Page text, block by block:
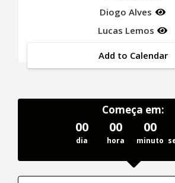
Diogo Alves
Lucas Lemos
Add to Calendar
Começa em:
00
dia
00
hora
00
minuto